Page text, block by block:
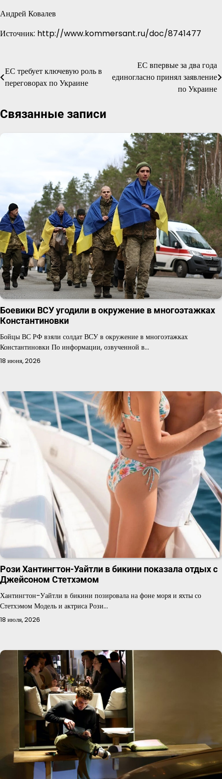
Андрей Ковалев
Источник: http://www.kommersant.ru/doc/8741477
Навигация
по
ЕС требует ключевую роль в
переговорах по Украине
ЕС впервые за два года
единогласно принял заявление
по Украине
Связанные записи
Боевики ВСУ угодили в окружение в многоэтажках
Константиновки
Бойцы ВС РФ взяли солдат ВСУ в окружение в многоэтажках
Константиновки По информации, озвученной в…
18 июня, 2026
Рози Хантингтон-Уайтли в бикини показала отдых с
Джейсоном Стетхэмом
Хантингтон-Уайтли в бикини позировала на фоне моря и яхты со
Стетхэмом Модель и актриса Рози…
18 июля, 2026